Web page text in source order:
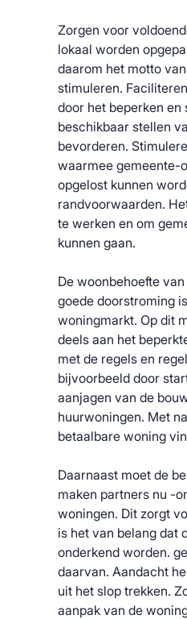
Zorgen voor
lokaal worden
daarom het motto
stimuleren.
door het beperken
beschikbaar stellen
bevorderen.
waarmee gemeente-
opgelost kunnen
randvoorwaarden.
te werken en om
kunnen gaan.
De woonbehoefte
goede doorstroming
woningmarkt. Op dit
deels aan het
met de regels en
bijvoorbeeld door
aanjagen van de
huurwoningen. Met
betaalbare woning
Daarnaast moet de
maken partners nu -
woningen. Dit zorgt
is het van belang dat
onderkend worden.
daarvan. Aandacht
uit het slop trekken.
aanpak van de